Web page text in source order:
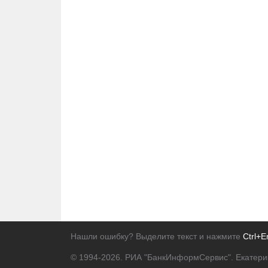
Нашли ошибку? Выделите текст и нажмите
© 1994-2026. РИА "БанкИнформСервис".